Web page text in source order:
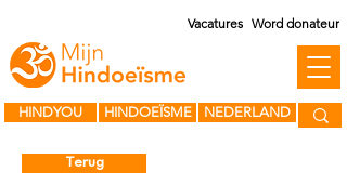
HINDOEÏSME
HINDYOU NEDERLAND
Vacatures Word donateur
Terug